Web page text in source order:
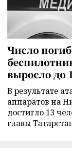
Число
выросло до
В результате
аппаратов на
достигло 13
главы